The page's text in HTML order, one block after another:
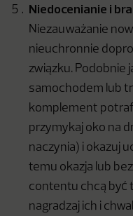
Niedocenianie i
Niezauważanie
nieuchronnie
związku. Podobnie
samochodem lub
komplement potrafi
przymykaj oko na
naczynia) i okazuj
temu okazja lub
contentu chcą być
nagradzaj ich i